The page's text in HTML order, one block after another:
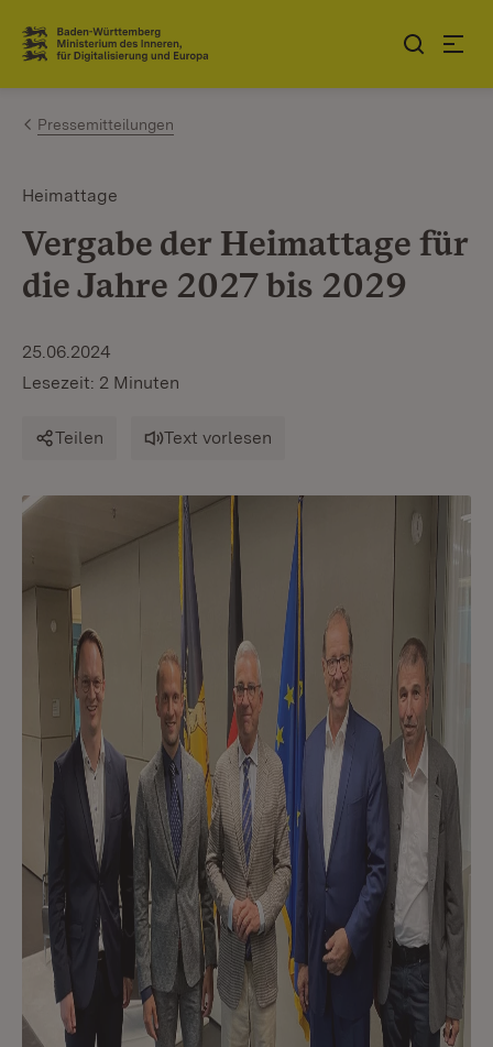
Zum Inhalt springen
Link zur Startseite
Pressemitteilungen
Heimattage
Vergabe der Heimattage für
die Jahre 2027 bis 2029
25.06.2024
Lesezeit: 2 Minuten
Teilen Text vorlesen